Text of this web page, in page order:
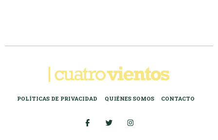
POLÍTICAS DE PRIVACIDAD QUIÉNES SOMOS CONTACTO